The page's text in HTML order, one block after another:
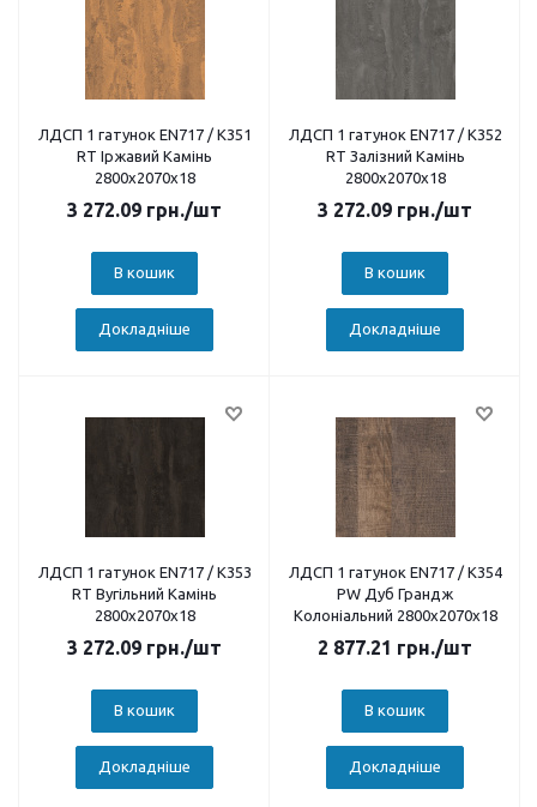
ЛДСП 1 гатунок EN717 / K351
RT Іржавий Камінь
2800х2070х18
3 272.09 грн./шт
В кошик
Докладніше
ЛДСП 1 гатунок EN717 / K352
RT Залізний Камінь
2800х2070х18
3 272.09 грн./шт
В кошик
Докладніше
ЛДСП 1 гатунок EN717 / K353
RT Вугільний Камінь
2800х2070х18
3 272.09 грн./шт
В кошик
Докладніше
ЛДСП 1 гатунок EN717 / K354
PW Дуб Грандж
Колоніальний 2800х2070х18
2 877.21 грн./шт
В кошик
Докладніше